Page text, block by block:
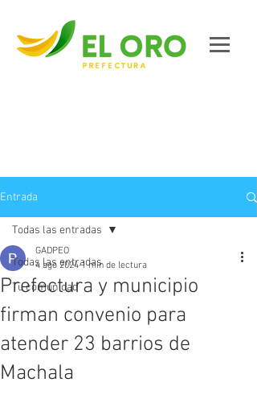
Entrada
Todas las entradas
Tu comunidad
Todas las entradas
Prefectura y municipio
firman convenio para
atender 23 barrios de
Machala
GADPEO
4 ago 2024 1 min de lectura